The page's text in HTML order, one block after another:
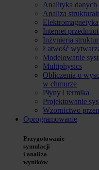
Analityka
Analiza
Elektromagnetyka
Internet
Inżynieria
Łatwość
Modelowanie
Multiphysics
Obliczenia o
w chmurze
Płyny i termika
Projektowanie
Wzornictwo
Oprogramowanie
Przygotowanie
symulacji
i analiza
wyników